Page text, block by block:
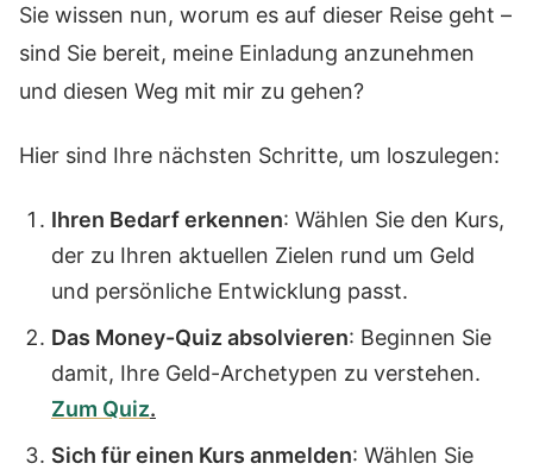
Sie wissen nun, worum es auf dieser Reise geht –
sind Sie bereit, meine Einladung anzunehmen
und diesen Weg mit mir zu gehen?
Hier sind Ihre nächsten Schritte, um loszulegen:
Ihren Bedarf erkennen: Wählen Sie den Kurs,
der zu Ihren aktuellen Zielen rund um Geld
und persönliche Entwicklung passt.
Das Money-Quiz absolvieren: Beginnen Sie
damit, Ihre Geld-Archetypen zu verstehen.
Zum Quiz.
Sich für einen Kurs anmelden: Wählen Sie